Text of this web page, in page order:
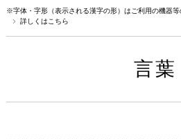
※字体・字形（表示される漢字の形）はご利用の機器等
詳しくはこちら
言葉